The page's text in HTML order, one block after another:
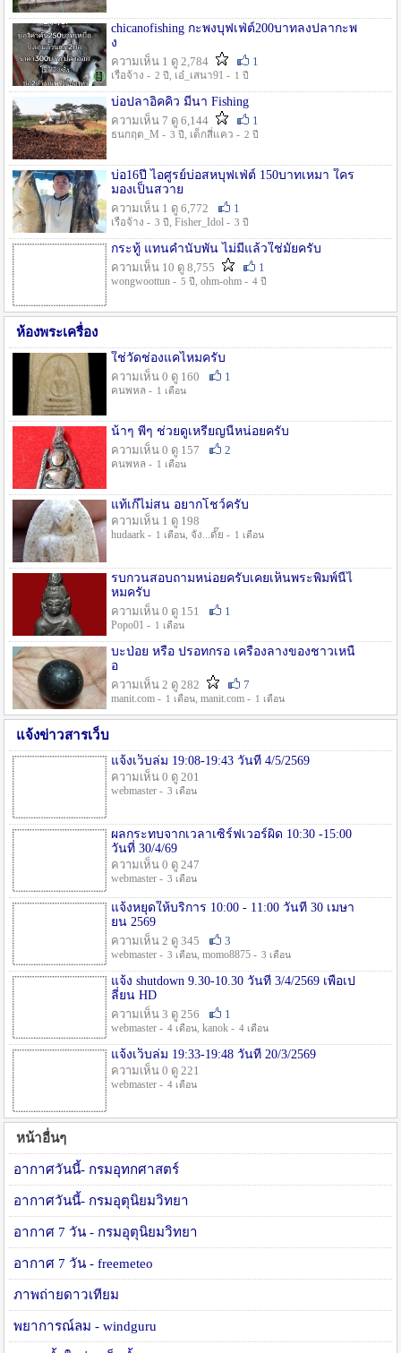
chicanofishing กะพงบุฟเฟ่ต์200บาทลงปลากะพ
ง
ความเห็น 1 ดู 2,784
1
เรือจ้าง - 2 ปี , เอ๋_เสนา91 - 1 ปี
บ่อปลาอิคคิว มีนา Fishing
ความเห็น 7 ดู 6,144
1
ธนกฤต_M - 3 ปี , เด็กสี่แคว - 2 ปี
บ่อ16ปี ไอศูรย์บ่อสหบุฟเฟ่ต์ 150บาทเหมา ใคร
มองเป็นสวาย
ความเห็น 1 ดู 6,772
1
เรือจ้าง - 3 ปี , Fisher_Idol - 3 ปี
กระทู้ แทนคำนับพัน ไม่มีแล้วใช่มั๊ยครับ
ความเห็น 10 ดู 8,755
1
wongwoottun - 5 ปี , ohm-ohm - 4 ปี
ห้องพระเครื่อง
ใช่วัดช่องแคไหมครับ
ความเห็น 0 ดู 160
1
คนพหล - 1 เดือน
น้าๆ พี่ๆ ช่วยดูเหรียญนี้หน่อยครับ
ความเห็น 0 ดู 157
2
คนพหล - 1 เดือน
แท้เก๊ไม่สน อยากโชว์ครับ
ความเห็น 1 ดู 198
hudaark - 1 เดือน, จัง...ดั๊ย - 1 เดือน
รบกวนสอบถามหน่อยครับเคยเห็นพระพิมพ์นี้ไ
หมครับ
ความเห็น 0 ดู 151
1
Popo01 - 1 เดือน
บะป่อย หรือ ปรอทกรอ เครื่องลางของชาวเหนื
อ
ความเห็น 2 ดู 282
7
manit.com - 1 เดือน, manit.com - 1 เดือน
แจ้งข่าวสารเว็บ
แจ้งเว็บล่ม 19:08-19:43 วันที่ 4/5/2569
ความเห็น 0 ดู 201
webmaster - 3 เดือน
ผลกระทบจากเวลาเซิร์ฟเวอร์ผิด 10:30 -15:00
วันที่ 30/4/69
ความเห็น 0 ดู 247
webmaster - 3 เดือน
แจ้งหยุดให้บริการ 10:00 - 11:00 วันที่ 30 เมษา
ยน 2569
ความเห็น 2 ดู 345
3
webmaster - 3 เดือน, momo8875 - 3 เดือน
แจ้ง shutdown 9.30-10.30 วันที่ 3/4/2569 เพื่อเป
ลี่ยน HD
ความเห็น 3 ดู 256
1
webmaster - 4 เดือน, kanok - 4 เดือน
แจ้งเว็บล่ม 19:33-19:48 วันที่ 20/3/2569
ความเห็น 0 ดู 221
webmaster - 4 เดือน
หน้าอื่นๆ
อากาศวันนี้- กรมอุทกศาสตร์
อากาศวันนี้- กรมอุตุนิยมวิทยา
อากาศ 7 วัน - กรมอุตุนิยมวิทยา
อากาศ 7 วัน - freemeteo
ภาพถ่ายดาวเทียม
พยาการณ์ลม - windguru